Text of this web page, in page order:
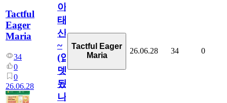
Tactful
Eager
Maria
34
0
0
26.06.28
아
태
산
~
(업
뎃
됬
나
Tactful Eager
Maria
26.06.28 34 0